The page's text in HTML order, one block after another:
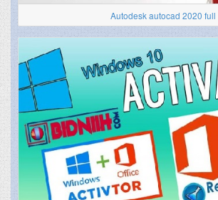
Autodesk autocad 2020 full